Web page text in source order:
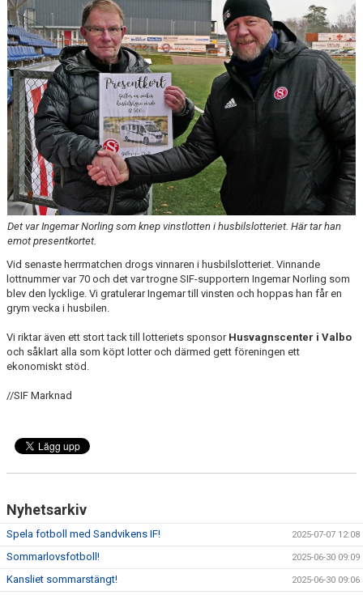
INTRESSEANMÄLAN FÖR SPELARE
INTRESSEANMÄLAN LEDARE
ANMÄLAN TILL CAMPER
Det var Ingemar Norling som knep vinstlotten i husbilslotteriet. Här tar han
emot presentkortet.
Vid senaste herrmatchen drogs vinnaren i husbilslotteriet. Vinnande
lottnummer var 70 och det var trogne SIF-supportern Ingemar Norling som
blev den lycklige. Vi gratulerar Ingemar till vinsten och hoppas han får en
grym vecka i husbilen.
Vi riktar även ett stort tack till lotteriets sponsor Husvagnscenter i Valbo
och såklart alla som köpt lotter och därmed gett föreningen ett
ekonomiskt stöd.
//SIF Marknad
Nyhetsarkiv
Spela fotboll med Sandvikens IF! 2025-07-07 12:08
Sommarlovsfotboll! 2025-06-30 09:09
Kansliet sommarstängt! 2025-06-30 09:06